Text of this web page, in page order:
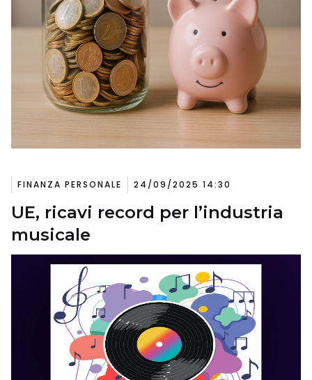
FINANZA PERSONALE 24/09/2025 14:30
UE, ricavi record per l’industria
musicale